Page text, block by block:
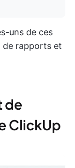
uns de ces
de rapports et
de
ClickUp